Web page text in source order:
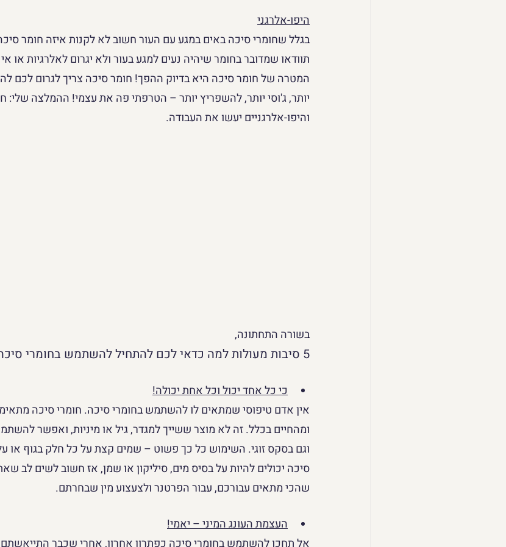
היפו-אלרגני
בגלל שחומרי סיכה באים במגע עם העור חשוב לא לקנות איזה חומר
תוודאו שמדובר בחומר שיהיה נעים למגע בעור ולא יגרום לאלרגיות או
המטרה של חומר סיכה היא בדיוק ההפך! חומר סיכה צריך לגרום לכם
יותר, ג'וסי יותר, להשפריץ יותר – הטרפתי פה את עצמי! ההמלצה שלי:
והיפו-אלרגניים יעשו את העבודה.
בשורה התחתונה,
5 סיבות מעולות למה כדאי לכם להתחיל להשתמש בחומרי סיכה עוד היום
כי כל אחד יכול וכל אחת יכולה!
אין אדם טיפוסי שמתאים לו להשתמש בחומרי סיכה. חומרי סיכה
ומהחיים בכלל. זה לא מוצר ששייך למגדר, גיל או מיניות, ואפשר
וגם בסקס זוגי. השימוש כל כך פשוט – שמים קצת על כל חלק בגוף או
סיכה יכולים להיות על בסיס מים, סיליקון או שמן, אז חשוב לשים לב
שהכי מתאים עבורכם, עבור הפרטנר ולצעצוע מין שבחרתם.
העצמת העונג המיני – יאמי!
אל תחכו להשתמש בחומרי סיכה כפתרון אחרון, אחרי שכבר התייאשתם